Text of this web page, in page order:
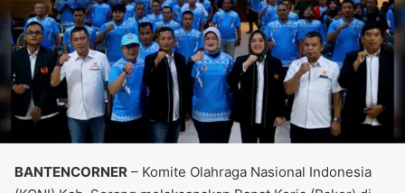
BANTENCORNER – Komite Olahraga Nasional Indonesia